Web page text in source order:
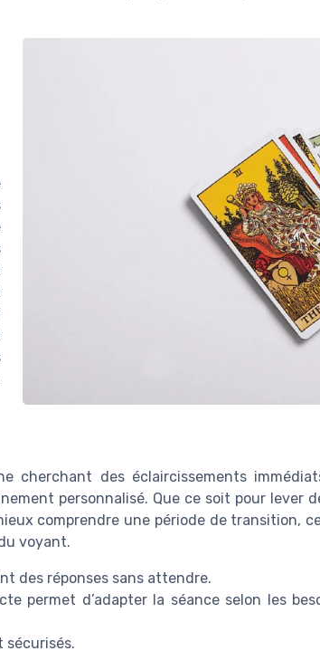
cherchant des éclaircissements
personnalisé. Que ce soit pour lever
comprendre une période de transition,
voyant.
des réponses sans attendre.
permet d’adapter la séance selon les
sécurisés.